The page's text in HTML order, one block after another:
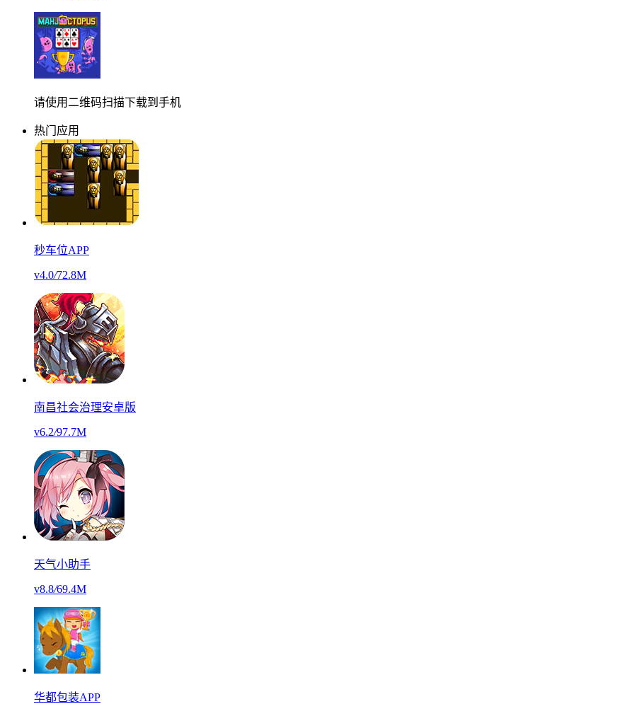
请使用二维码扫描下载到手机
热门应用
秒车位APP
v4.0/72.8M
南昌社会治理安卓版
v6.2/97.7M
天气小助手
v8.8/69.4M
华都包装APP